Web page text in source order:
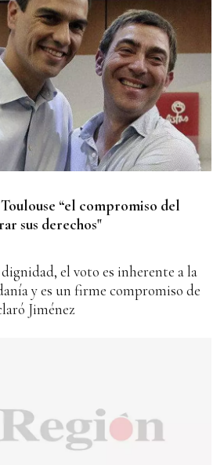
“el compromiso del
sus derechos"
el voto es inherente a la
y es un firme compromiso de
Jiménez